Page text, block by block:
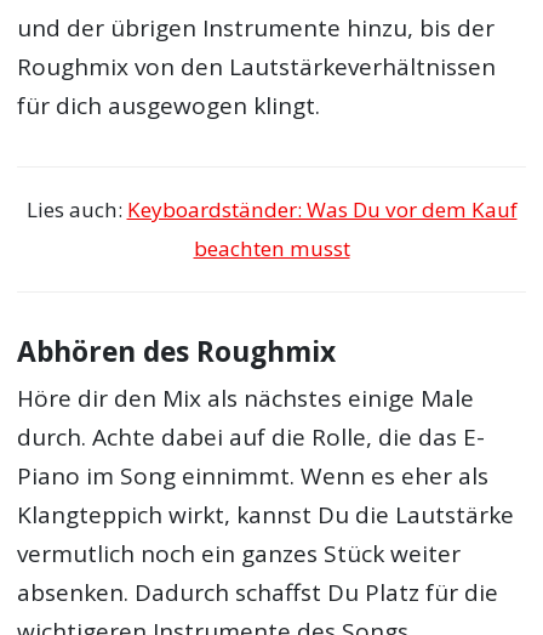
und der übrigen Instrumente hinzu, bis der
Roughmix von den Lautstärkeverhältnissen
für dich ausgewogen klingt.
Lies auch: Keyboardständer: Was Du vor dem Kauf
beachten musst
Abhören des Roughmix
Höre dir den Mix als nächstes einige Male
durch. Achte dabei auf die Rolle, die das E-
Piano im Song einnimmt. Wenn es eher als
Klangteppich wirkt, kannst Du die Lautstärke
vermutlich noch ein ganzes Stück weiter
absenken. Dadurch schaffst Du Platz für die